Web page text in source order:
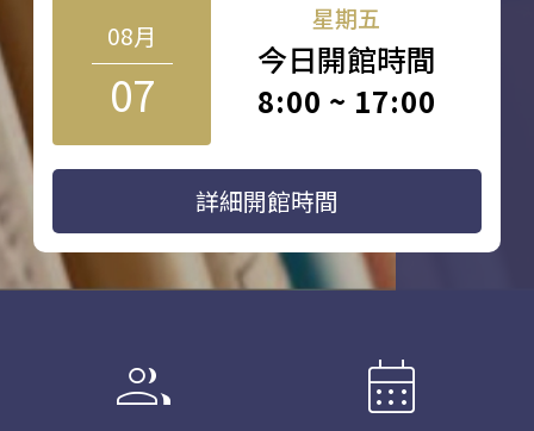
08月
07
星期五
今日開館時間
8:00 ~ 17:00
詳細開館時間
group calendar_month